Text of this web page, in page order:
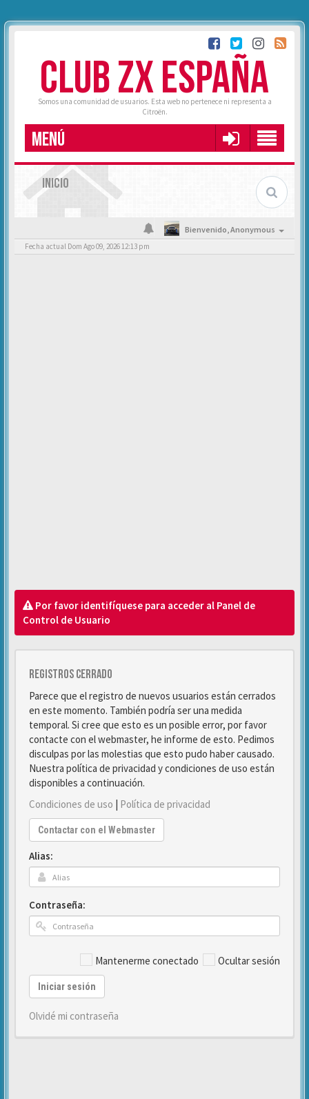
CLUB ZX ESPAÑA
Somos una comunidad de usuarios. Esta web no pertenece ni representa a
Citroën.
MENÚ
INICIO
Bienvenido,Anonymous
Fecha actual Dom Ago 09, 2026 12:13 pm
Por favor identifíquese para acceder al Panel de
Control de Usuario
Registros cerrado
Parece que el registro de nuevos usuarios están cerrados
en este momento. También podría ser una medida
temporal. Si cree que esto es un posible error, por favor
contacte con el webmaster, he informe de esto. Pedimos
disculpas por las molestias que esto pudo haber causado.
Nuestra política de privacidad y condiciones de uso están
disponibles a continuación.
Condiciones de uso | Política de privacidad
Contactar con el Webmaster
Alias:
Contraseña:
Mantenerme conectado Ocultar sesión
Iniciar sesión
Olvidé mi contraseña